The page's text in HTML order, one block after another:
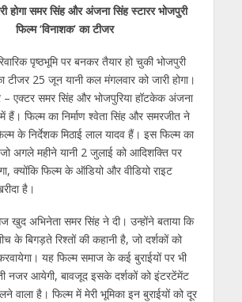
itte
gr
a
m
ss
n
g
er
k
e
dI
n
ai
l
ar
e
होगा समर सिंह और अंजना‍ सिंह स्‍टारर भोजपुरी
फिल्‍म ‘विनाशक’ का टीजर
पृष्‍ठभूमि पर बनकर तैयार हो चुकी भोजपुरी
टीजर 25 जून यानी कल मंगलवार को जारी होगा।
– एक्‍टर समर सिंह और भोजपुरिया हॉटकेक अंजना
हैं। फिल्‍म का निर्माण श्‍वेता सिंह और समरजीत ने
के निर्देशक मिठाई लाल यादव हैं। इस फिल्‍म का
अगले महीने यानी 2 जुलाई को आदिशक्ति पर
क्‍योंकि फिल्‍म के ऑडियो और वीडियो राइट
है।
खुद अभिनेता समर सिंह ने दी। उन्‍होंने बताया कि
के बिगड़ते रिश्‍तों की कहानी है, जो दर्शकों को
यह फिल्‍म समाज के कई बुराईयों पर भी
नजर आयेगी, बावजूद इसके दर्शकों को इंटरटेंमेंट
वाला है। फिल्‍म में मेरी भूमिका इन बुराईयों को दूर